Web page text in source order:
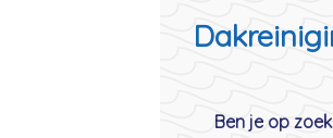
Ben je op